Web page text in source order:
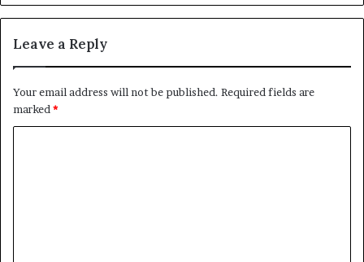
Leave a Reply
Your email address will not be published. Required fields are
marked *